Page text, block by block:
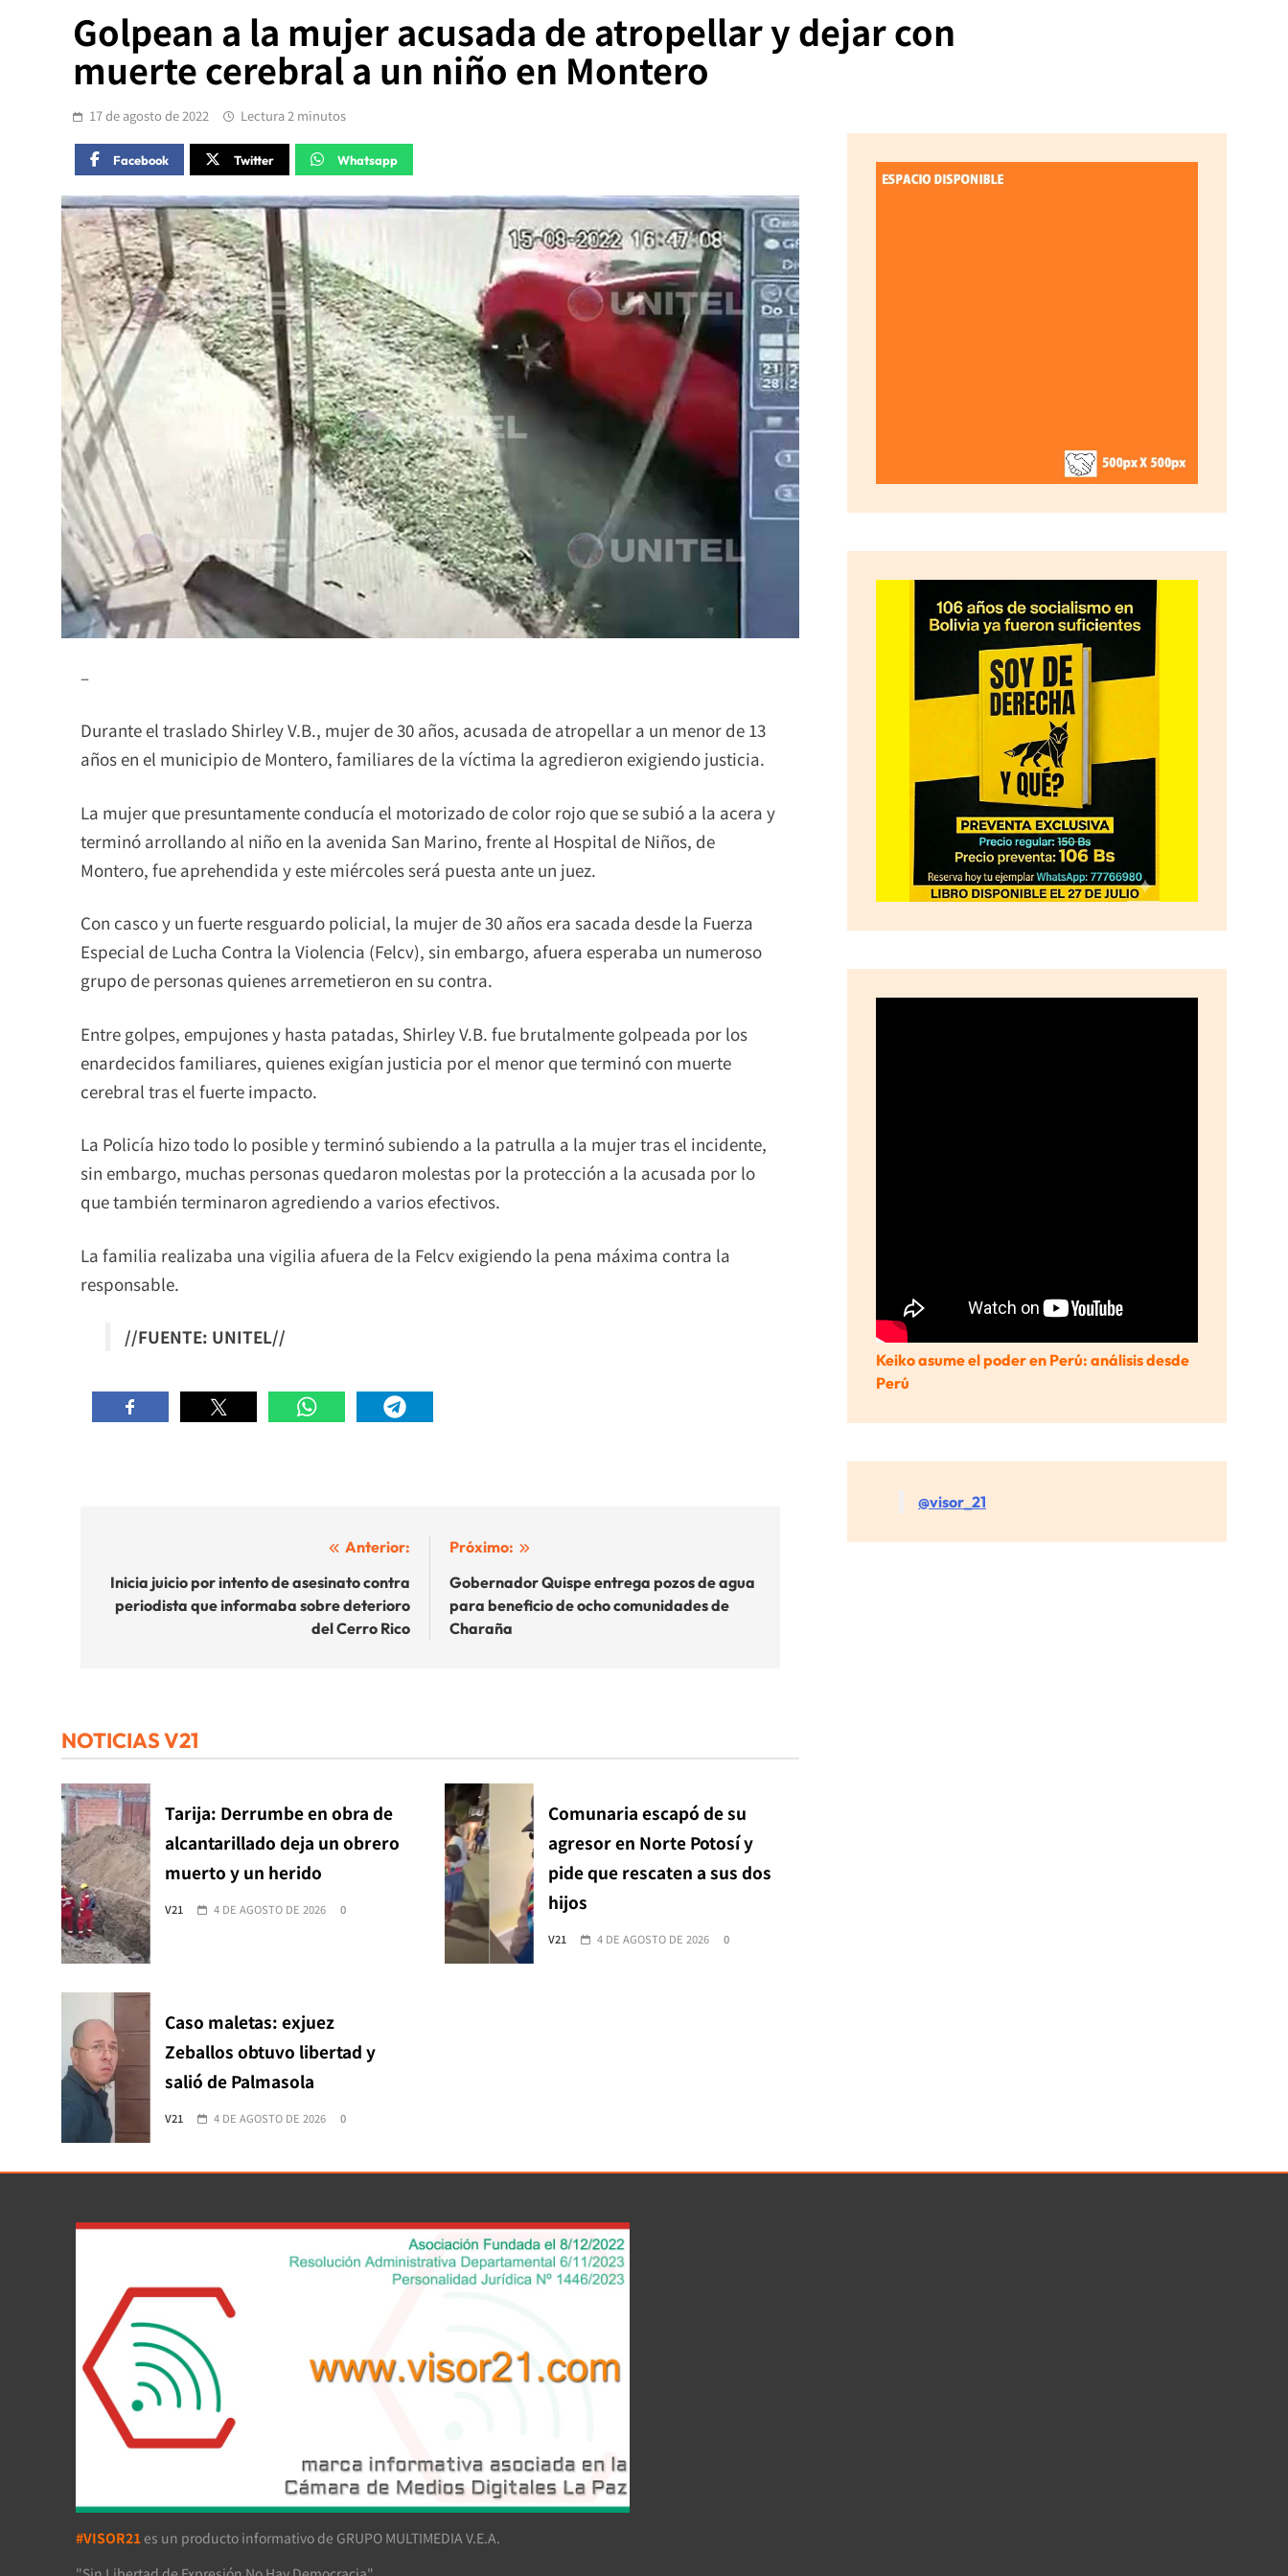
Golpean a la mujer acusada de atropellar y dejar con
muerte cerebral a un niño en Montero
17 de agosto de 2022 Lectura 2 minutos
Facebook Twitter Whatsapp
–
Durante el traslado Shirley V.B., mujer de 30 años, acusada de atropellar a un menor de 13
años en el municipio de Montero, familiares de la víctima la agredieron exigiendo justicia.
La mujer que presuntamente conducía el motorizado de color rojo que se subió a la acera y
terminó arrollando al niño en la avenida San Marino, frente al Hospital de Niños, de
Montero, fue aprehendida y este miércoles será puesta ante un juez.
Con casco y un fuerte resguardo policial, la mujer de 30 años era sacada desde la Fuerza
Especial de Lucha Contra la Violencia (Felcv), sin embargo, afuera esperaba un numeroso
grupo de personas quienes arremetieron en su contra.
Entre golpes, empujones y hasta patadas, Shirley V.B. fue brutalmente golpeada por los
enardecidos familiares, quienes exigían justicia por el menor que terminó con muerte
cerebral tras el fuerte impacto.
La Policía hizo todo lo posible y terminó subiendo a la patrulla a la mujer tras el incidente,
sin embargo, muchas personas quedaron molestas por la protección a la acusada por lo
que también terminaron agrediendo a varios efectivos.
La familia realizaba una vigilia afuera de la Felcv exigiendo la pena máxima contra la
responsable.
//FUENTE: UNITEL//
de
entradas
Anterior:
Inicia juicio por intento de asesinato contra
periodista que informaba sobre deterioro
del Cerro Rico
Próximo:
Gobernador Quispe entrega pozos de agua
para beneficio de ocho comunidades de
Charaña
NOTICIAS V21
Tarija: Derrumbe en obra de
alcantarillado deja un obrero
muerto y un herido
V21 4 DE AGOSTO DE 2026 0
Comunaria escapó de su
agresor en Norte Potosí y
pide que rescaten a sus dos
hijos
V21 4 DE AGOSTO DE 2026 0
Caso maletas: exjuez
Zeballos obtuvo libertad y
salió de Palmasola
V21 4 DE AGOSTO DE 2026 0
Keiko asume el poder en Perú: análisis desde
Perú
@visor_21
#VISOR21 es un producto informativo de GRUPO MULTIMEDIA V.E.A.